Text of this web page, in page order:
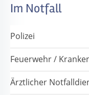
Im Notfall
Polizei
Feuerwehr /
Ärztlicher